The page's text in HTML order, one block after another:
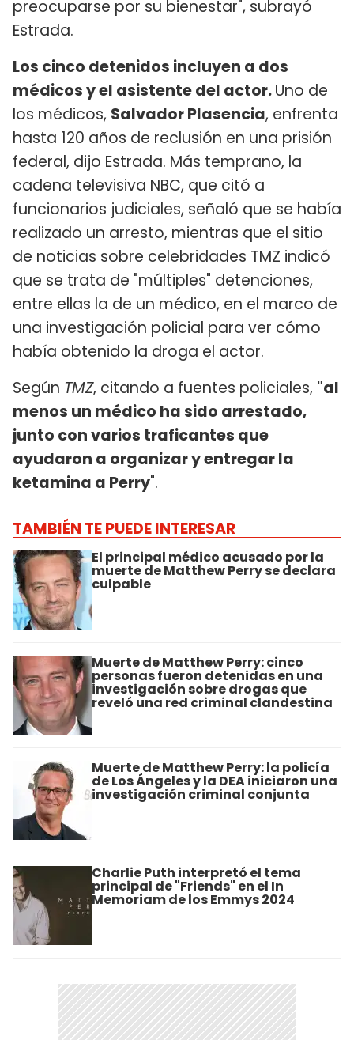
preocuparse por su bienestar", subrayó
Estrada.
Los cinco detenidos incluyen a dos
médicos y el asistente del actor.Uno de
los médicos, Salvador Plasencia, enfrenta
hasta 120 años de reclusión en una prisión
federal, dijo Estrada. Más temprano, la
cadena televisiva NBC, que citó a
funcionarios judiciales, señaló que se había
realizado un arresto, mientras que el sitio
de noticias sobre celebridades TMZ indicó
que se trata de "múltiples" detenciones,
entre ellas la de un médico, en el marco de
una investigación policial para ver cómo
había obtenido la droga el actor.
Según TMZ, citando a fuentes policiales, "al
menos un médico ha sido arrestado,
junto con varios traficantes que
ayudaron a organizar y entregar la
ketamina a Perry".
TAMBIÉN TE PUEDE INTERESAR
El principal médico acusado por la
muerte de Matthew Perry se declara
culpable
Muerte de Matthew Perry: cinco
personas fueron detenidas en una
investigación sobre drogas que
reveló una red criminal clandestina
Muerte de Matthew Perry: la policía
de Los Ángeles y la DEA iniciaron una
investigación criminal conjunta
Charlie Puth interpretó el tema
principal de "Friends" en el In
Memoriam de los Emmys 2024